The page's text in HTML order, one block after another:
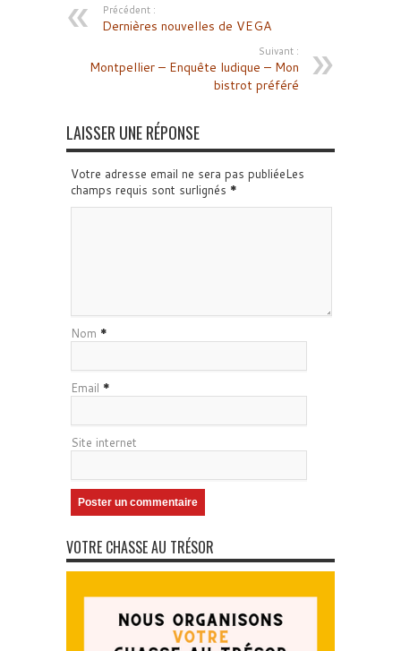
Précédent :
Dernières nouvelles de VEGA
Suivant :
Montpellier – Enquête ludique – Mon
bistrot préféré
LAISSER UNE RÉPONSE
Votre adresse email ne sera pas publiéeLes
champs requis sont surlignés *
Nom *
Email *
Site internet
VOTRE CHASSE AU TRÉSOR